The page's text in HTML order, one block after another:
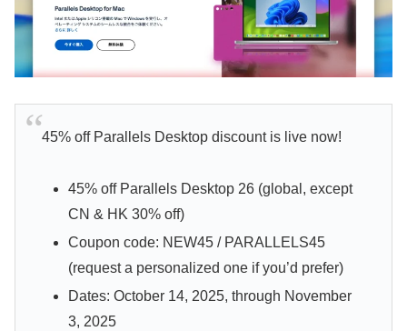
45% off Parallels Desktop discount is live now!
45% off Parallels Desktop 26 (global, except
CN & HK 30% off)
Coupon code: NEW45 / PARALLELS45
(request a personalized one if you’d prefer)
Dates: October 14, 2025, through November
3, 2025